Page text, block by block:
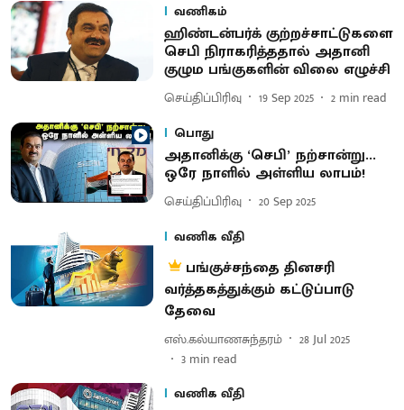
வணிகம்
ஹிண்டன்பர்க் குற்றச்சாட்டுகளை
செபி நிராகரித்ததால் அதானி
குழும பங்குகளின் விலை எழுச்சி
செய்திப்பிரிவு 19 Sep 2025 2 min read
பொது
அதானிக்கு ‘செபி’ நற்சான்று...
ஒரே நாளில் அள்ளிய லாபம்!
செய்திப்பிரிவு
20 Sep 2025
வணிக வீதி
பங்குச்சந்தை தினசரி
வர்த்தகத்துக்கும் கட்டுப்பாடு
தேவை
எஸ்.கல்யாணசுந்தரம்
28 Jul 2025
3 min read
வணிக வீதி